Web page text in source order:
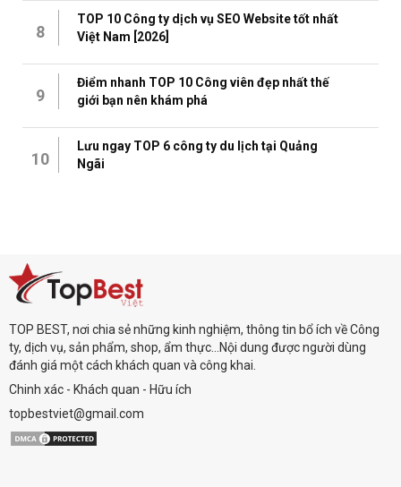
8
TOP 10 Công ty dịch vụ SEO Website tốt nhất
Việt Nam [2026]
9
Điểm nhanh TOP 10 Công viên đẹp nhất thế
giới bạn nên khám phá
10
Lưu ngay TOP 6 công ty du lịch tại Quảng
Ngãi
TOP BEST, nơi chia sẻ những kinh nghiệm, thông tin bổ ích về Công
ty, dịch vụ, sản phẩm, shop, ẩm thực...Nội dung được người dùng
đánh giá một cách khách quan và công khai.
Chinh xác - Khách quan - Hữu ích
topbestviet@gmail.com